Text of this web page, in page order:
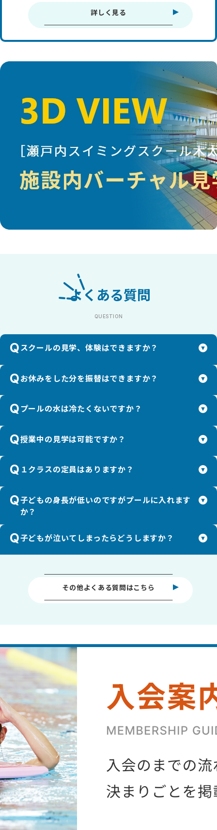
詳しく見る
よくある質問
QUESTION
Qスクールの見学、体験はできますか？
Qお休みをした分を振替はできますか？
Qプールの水は冷たくないですか？
Q授業中の見学は可能ですか？
Q １クラスの定員はありますか？
Q子どもの身長が低いのですがプールに入れます
か？
Q子どもが泣いてしまったらどうしますか？
その他よくある質問はこちら